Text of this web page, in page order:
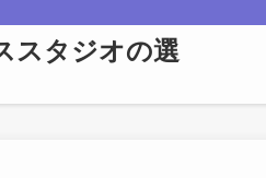
スタジオの選